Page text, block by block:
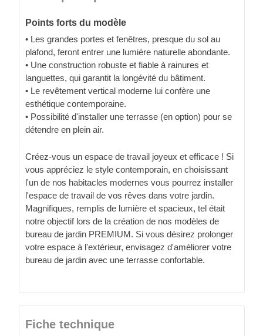
Points forts du modèle
• Les grandes portes et fenêtres, presque du sol au
plafond, feront entrer une lumière naturelle abondante.
• Une construction robuste et fiable à rainures et
languettes, qui garantit la longévité du bâtiment.
• Le revêtement vertical moderne lui confère une
esthétique contemporaine.
• Possibilité d'installer une terrasse (en option) pour se
détendre en plein air.
Créez-vous un espace de travail joyeux et efficace ! Si
vous appréciez le style contemporain, en choisissant
l'un de nos habitacles modernes vous pourrez installer
l'espace de travail de vos rêves dans votre jardin.
Magnifiques, remplis de lumière et spacieux, tel était
notre objectif lors de la création de nos modèles de
bureau de jardin PREMIUM. Si vous désirez prolonger
votre espace à l'extérieur, envisagez d'améliorer votre
bureau de jardin avec une terrasse confortable.
Fiche technique